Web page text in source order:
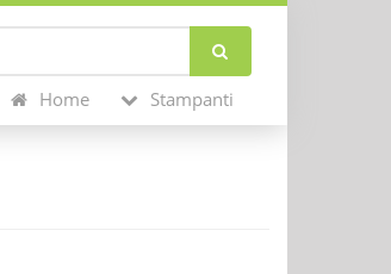
Home Stampanti